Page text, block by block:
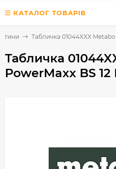
КАТАЛОГ ТОВАРІВ
Табличка 01044XXX Metabo
Табличка
PowerMaxx BS 12